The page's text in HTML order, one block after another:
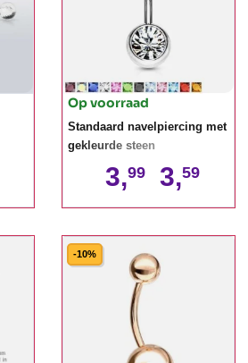
Op voorraad
Standaard navelpiercing met
gekleurde steen
3,99 3,59
-10%